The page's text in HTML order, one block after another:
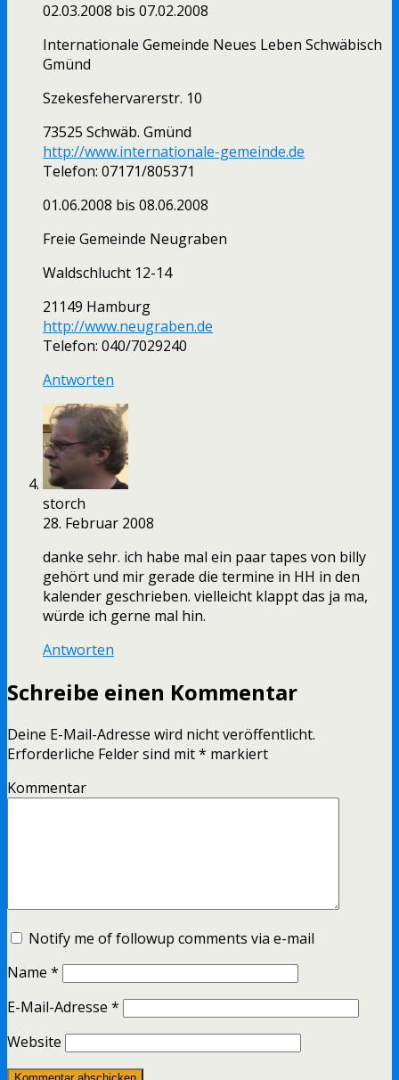
02.03.2008 bis 07.02.2008
Internationale Gemeinde Neues Leben Schwäbisch
Gmünd
Szekesfehervarerstr. 10
73525 Schwäb. Gmünd
http://www.internationale-gemeinde.de
Telefon: 07171/805371
01.06.2008 bis 08.06.2008
Freie Gemeinde Neugraben
Waldschlucht 12-14
21149 Hamburg
http://www.neugraben.de
Telefon: 040/7029240
Antworten
storch
28. Februar 2008
danke sehr. ich habe mal ein paar tapes von billy
gehört und mir gerade die termine in HH in den
kalender geschrieben. vielleicht klappt das ja ma,
würde ich gerne mal hin.
Antworten
Schreibe einen Kommentar
Deine E-Mail-Adresse wird nicht veröffentlicht.
Erforderliche Felder sind mit* markiert
Kommentar
Notify me of followup comments via e-mail
Name *
E-Mail-Adresse *
Website